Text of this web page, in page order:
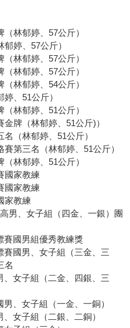
林郁婷、57公斤）
婷、57公斤）
林郁婷、57公斤）
林郁婷、57公斤）
林郁婷、54公斤）
、51公斤）
林郁婷、51公斤）
牌（林郁婷、51公斤)）
（林郁婷、51公斤）
第三名（林郁婷、51公斤）
林郁婷、51公斤）
國家教練
國家教練
家教練
男、女子組（四金、一銀）團
賽國男組優秀教練獎
賽國男、女子組（三金、三
名
、女子組（二金、四銀、三
、女子組（一金、一銅）
女子組（二銀、二銅）